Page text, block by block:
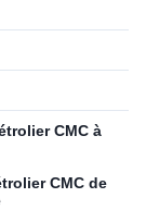
CMC à
CMC de